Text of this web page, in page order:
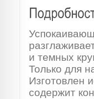
и темных
Только для
Изготовлен
содержит